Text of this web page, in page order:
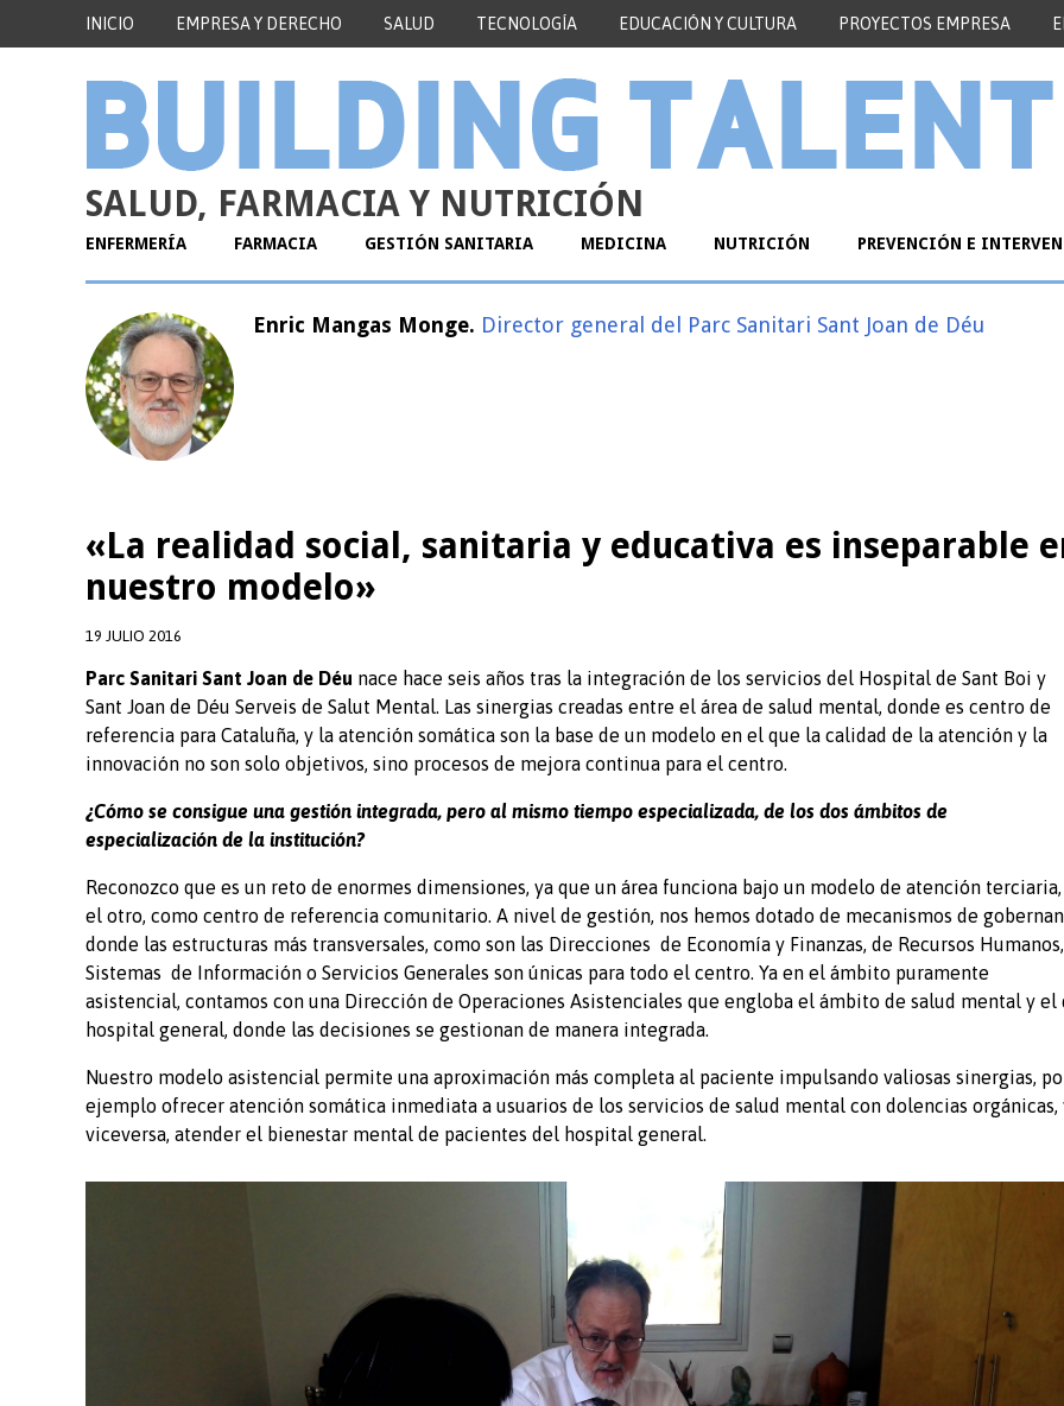
INICIO EMPRESA Y DERECHO SALUD TECNOLOGÍA EDUCACIÓN Y CULTURA PROYECTOS EMPRESA
SALUD, FARMACIA Y NUTRICIÓN
ENFERMERÍA FARMACIA GESTIÓN SANITARIA MEDICINA NUTRICIÓN PREVENCIÓN E
Enric Mangas Monge. Director general del Parc Sanitari Sant Joan de Déu
«La realidad social, sanitaria y educativa es inseparable
nuestro modelo»
19 JULIO 2016
Parc Sanitari Sant Joan de Déu nace hace seis años tras la integración de los servicios del Hospital de Sant Boi y
Sant Joan de Déu Serveis de Salut Mental. Las sinergias creadas entre el área de salud mental, donde es centro de
referencia para Cataluña, y la atención somática son la base de un modelo en el que la calidad de la atención y la
innovación no son solo objetivos, sino procesos de mejora continua para el centro.
¿Cómo se consigue una gestión integrada, pero al mismo tiempo especializada, de los dos ámbitos de
especialización de la institución?
Reconozco que es un reto de enormes dimensiones, ya que un área funciona bajo un modelo de atención
el otro, como centro de referencia comunitario. A nivel de gestión, nos hemos dotado de mecanismos de
donde las estructuras más transversales, como son las Direcciones de Economía y Finanzas, de Recursos Humanos,
Sistemas de Información o Servicios Generales son únicas para todo el centro. Ya en el ámbito puramente
asistencial, contamos con una Dirección de Operaciones Asistenciales que engloba el ámbito de salud mental y el
hospital general, donde las decisiones se gestionan de manera integrada.
Nuestro modelo asistencial permite una aproximación más completa al paciente impulsando valiosas sinergias,
ejemplo ofrecer atención somática inmediata a usuarios de los servicios de salud mental con dolencias orgánicas,
viceversa, atender el bienestar mental de pacientes del hospital general.